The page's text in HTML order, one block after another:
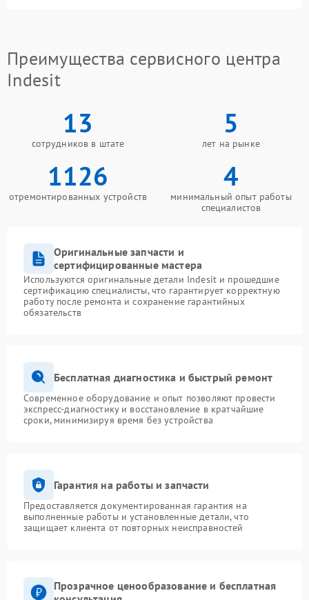
Преимущества сервисного центра
Indesit
13
сотрудников в штате
5
лет на рынке
1126
отремонтированных устройств
4
минимальный опыт работы
специалистов
Оригинальные запчасти и
сертифицированные мастера
Используются оригинальные детали Indesit и прошедшие
сертификацию специалисты, что гарантирует корректную
работу после ремонта и сохранение гарантийных
обязательств
Бесплатная диагностика и быстрый ремонт
Современное оборудование и опыт позволяют провести
экспресс-диагностику и восстановление в кратчайшие
сроки, минимизируя время без устройства
Гарантия на работы и запчасти
Предоставляется документированная гарантия на
выполненные работы и установленные детали, что
защищает клиента от повторных неисправностей
Прозрачное ценообразование и бесплатная